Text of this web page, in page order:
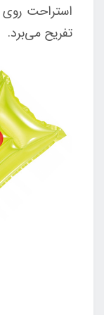
استراحت
تفریح می‌برد.